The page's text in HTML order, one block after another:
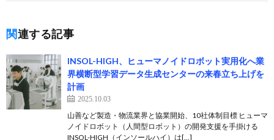
関連する記事
INSOL-HIGH、ヒューマノイドロボット実用化へ業
界横断型学習データ生成センターの来春立ち上げを
計画
2025.10.03
山善など製造・物流業界と協業開始、10社体制目標 ヒューマ
ノイドロボット（人間型ロボット）の開発支援を手掛ける
INSOL-HIGH（インソールハイ）は[…]